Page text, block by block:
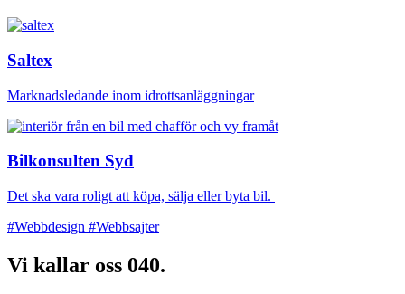
Saltex
Marknadsledande inom idrottsanläggningar
Bilkonsulten Syd
Det ska vara roligt att köpa, sälja eller byta bil.
#Webbdesign #Webbsajter
Vi kallar oss 040.